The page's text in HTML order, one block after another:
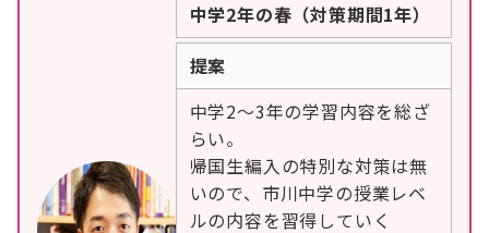
中学2年の春（対策期間1年）
提案
中学2〜3年の学習内容を総ざ
らい。
帰国生編入の特別な対策は無
いので、市川中学の授業レベ
ルの内容を習得していく